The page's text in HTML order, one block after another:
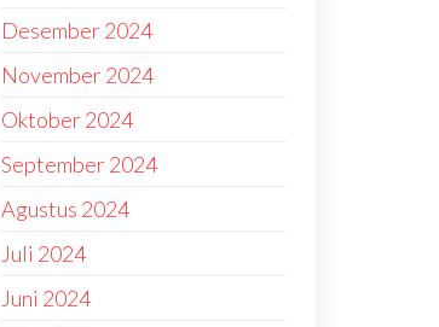
Desember 2024
November 2024
Oktober 2024
September 2024
Agustus 2024
Juli 2024
Juni 2024